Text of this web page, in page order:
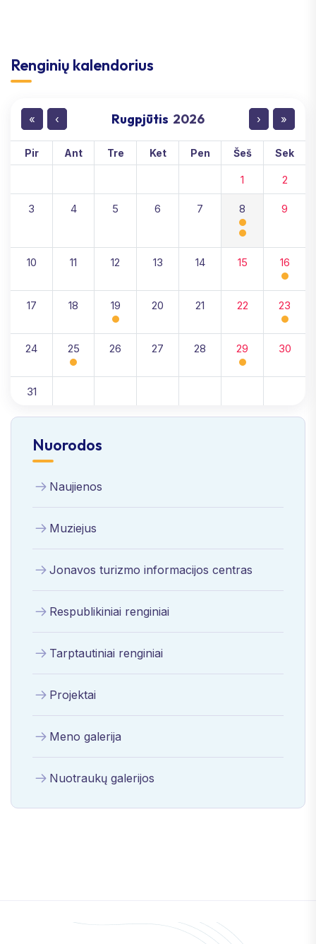
Renginių kalendorius
« ‹ Rugpjūtis 2026 › »
Pir Ant Tre Ket Pen Šeš Sek
1 2
3 4 5 6 7 8 9
10 11 12 13 14 15 16
17 18 19 20 21 22 23
24 25 26 27 28 29 30
31
Nuorodos
Naujienos
Muziejus
Jonavos turizmo informacijos centras
Respublikiniai renginiai
Tarptautiniai renginiai
Projektai
Meno galerija
Nuotraukų galerijos